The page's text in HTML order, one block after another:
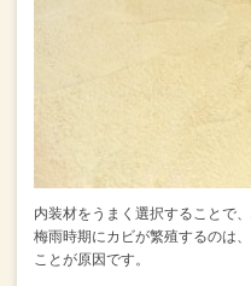
内装材をうまく選択することで
梅雨時期にカビが繁殖するのは、
ことが原因です。